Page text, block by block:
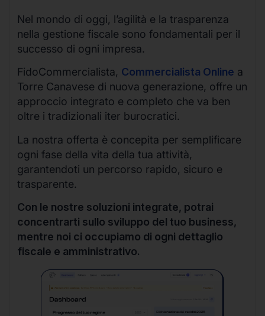
Nel mondo di oggi, l’agilità e la trasparenza
nella gestione fiscale sono fondamentali per il
successo di ogni impresa.
FidoCommercialista, Commercialista Online a
Torre Canavese di nuova generazione, offre un
approccio integrato e completo che va ben
oltre i tradizionali iter burocratici.
La nostra offerta è concepita per semplificare
ogni fase della vita della tua attività,
garantendoti un percorso rapido, sicuro e
trasparente.
Con le nostre soluzioni integrate, potrai
concentrarti sullo sviluppo del tuo business,
mentre noi ci occupiamo di ogni dettaglio
fiscale e amministrativo.